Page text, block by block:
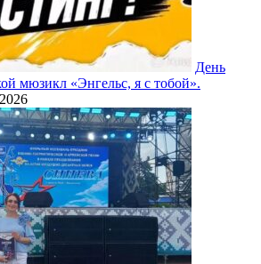
День
мюзикл «Энгельс, я с тобой».